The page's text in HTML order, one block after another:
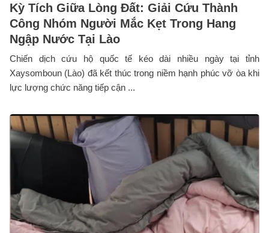
Kỳ Tích Giữa Lòng Đất: Giải Cứu Thành
Công Nhóm Người Mắc Kẹt Trong Hang
Ngập Nước Tại Lào
Chiến dịch cứu hộ quốc tế kéo dài nhiều ngày tại tỉnh
Xaysomboun (Lào) đã kết thúc trong niềm hạnh phúc vỡ òa khi
lực lượng chức năng tiếp cận ...